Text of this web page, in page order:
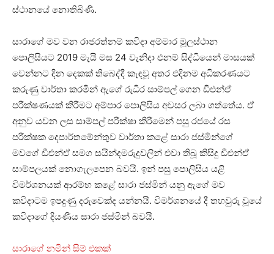
ස්ථානයේ නොතිබිණි.
සාරාගේ මව වන රාජරත්නම් කවිදා අම්මාර මූලස්ථාන
පොලිසියට 2019 මැයි මස 24 වැනිදා එනම් සිද්ධියෙන් මාසයක්
වෙන්නට දින දෙකක් තිබෙද්දී කැඳවූ අතර එදිනම අධිකරණයට
කරුණු වාර්තා කරමින් ඇගේ රුධිර සාම්පල් ගෙන ඩීඑන්ඒ
පරීක්ෂණයක් කිරීමට අම්පාර පොලිසිය අවසර ලබා ගත්තේය. ඒ
අනුව යවන ලස සාම්පල් පරීක්ෂා කිරීමෙන් පසු රජයේ රස
පරීක්ෂක දෙපාර්තමේන්තුව වාර්තා කළේ සාරා ජස්මින්ගේ
මවගේ ඩීඑන්ඒ සමග සයින්දමරුදුවලින් එවා තිබූ කිසිදු ඩීඑන්ඒ
සාම්පලයක් නොගැලපෙන බවයි. ඉන් පසු පොලිසිය යළි
විමර්ශනයක් ආරම්භ කළේ සාරා ජස්මින් යනු ඇගේ මව
කවිදාටම ඉපදුණු දරුවෙක්ද යන්නයි. විමර්ශනයේ දී තහවුරු වූයේ
කවිදාගේ දියණිය සාරා ජස්මින් බවයි.
සාරාගේ නමින් සිම් එකක්